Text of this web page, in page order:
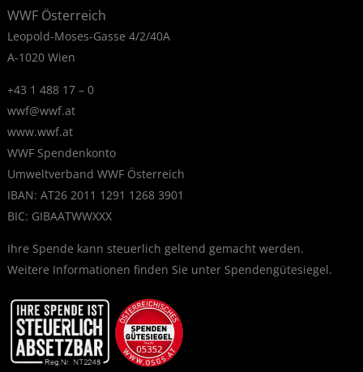
WWF Österreich
Leopold-Moses-Gasse 4/2/40A
A-1020 Wien
+43 1 488 17 – 0
wwf@wwf.at
www.wwf.at
WWF Spendenkonto
Umweltverband WWF Österreich
IBAN: AT26 2011 1291 1268 3901
BIC: GIBAATWWXXX
Ihre Spende kann steuerlich geltend gemacht werden.
Weitere Informationen finden Sie unter Spendengütesiegel.